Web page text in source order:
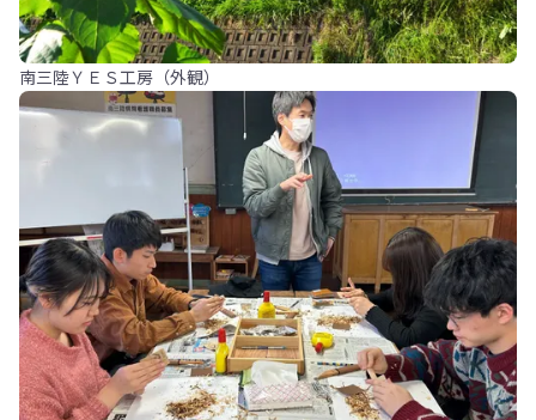
南三陸ＹＥＳ工房（外観）